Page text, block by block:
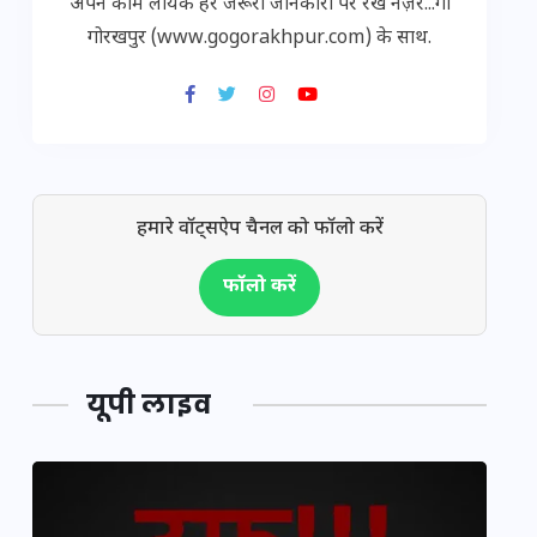
अपने काम लायक हर जरूरी जानकारी पर रखें नज़र...गो
गोरखपुर (www.gogorakhpur.com) के साथ.
हमारे वॉट्सऐप चैनल को फॉलो करें
फॉलो करें
यूपी लाइव